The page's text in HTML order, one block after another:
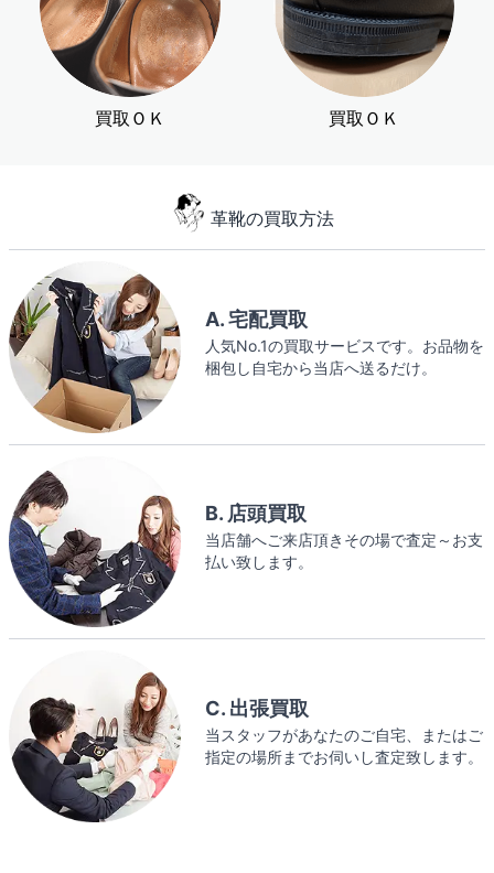
買取ＯＫ 買取ＯＫ
革靴の買取方法
A. 宅配買取
人気No.1の買取サービスです。お品物を
梱包し自宅から当店へ送るだけ。
B. 店頭買取
当店舗へご来店頂きその場で査定～お支
払い致します。
C. 出張買取
当スタッフがあなたのご自宅、またはご
指定の場所までお伺いし査定致します。